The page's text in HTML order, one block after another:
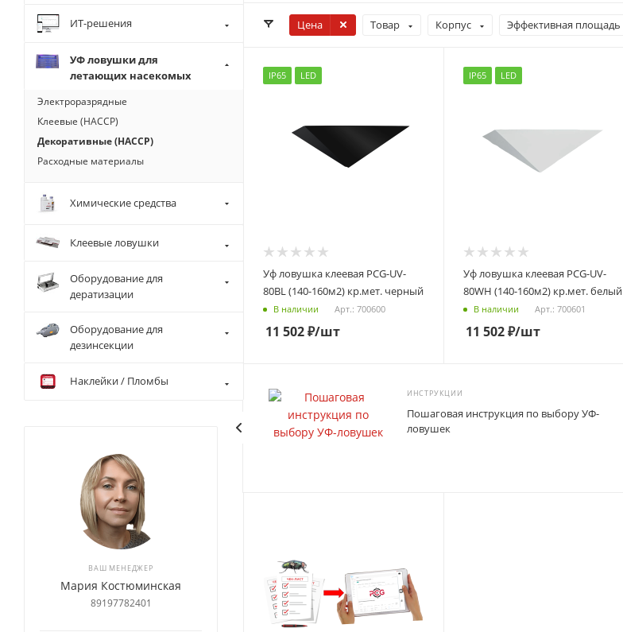
Цена Товар Корпус Эффективная площадь
IP65 LED
Уф ловушка клеевая PCG-UV-
80BL (140-160м2) кр.мет. черный
В наличии Арт.: 700600
11 502₽/шт
IP65 LED
Уф ловушка клеевая PCG-UV-
80WH (140-160м2) кр.мет. белый
В наличии Арт.: 700601
11 502₽/шт
ИНСТРУКЦИИ
Пошаговая инструкция по выбору УФ-
ловушек
ИТ-решения
УФ ловушки для
летающих насекомых
Электроразрядные
Клеевые (HACCP)
Декоративные (HACCP)
Расходные материалы
Химические средства
Клеевые ловушки
Оборудование для
дератизации
Оборудование для
дезинсекции
Наклейки / Пломбы
ВАШ МЕНЕДЖЕР
Мария Костюминская
89197782401